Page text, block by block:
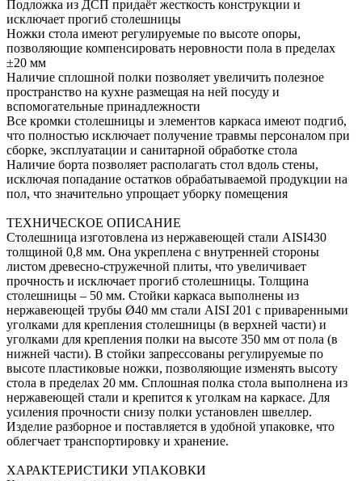
Подложка из ДСП придаёт жесткость конструкции и
исключает прогиб столешницы
Ножки стола имеют регулируемые по высоте опоры,
позволяющие компенсировать неровности пола в пределах
±20 мм
Наличие сплошной полки позволяет увеличить полезное
пространство на кухне размещая на ней посуду и
вспомогательные принадлежности
Все кромки столешницы и элементов каркаса имеют подгиб,
что полностью исключает получение травмы персоналом при
сборке, эксплуатации и санитарной обработке стола
Наличие борта позволяет располагать стол вдоль стены,
исключая попадание остатков обрабатываемой продукции на
пол, что значительно упрощает уборку помещения
ТЕХНИЧЕСКОЕ ОПИСАНИЕ
Столешница изготовлена из нержавеющей стали AISI430
толщиной 0,8 мм. Она укреплена с внутренней стороны
листом древесно-стружечной плиты, что увеличивает
прочность и исключает прогиб столешницы. Толщина
столешницы – 50 мм. Стойки каркаса выполнены из
нержавеющей трубы Ø40 мм стали AISI 201 с приваренными
уголками для крепления столешницы (в верхней части) и
уголками для крепления полки на высоте 350 мм от пола (в
нижней части). В стойки запрессованы регулируемые по
высоте пластиковые ножки, позволяющие изменять высоту
стола в пределах 20 мм. Сплошная полка стола выполнена из
нержавеющей стали и крепится к уголкам на каркасе. Для
усиления прочности снизу полки установлен швеллер.
Изделие разборное и поставляется в удобной упаковке, что
облегчает транспортировку и хранение.
ХАРАКТЕРИСТИКИ УПАКОВКИ